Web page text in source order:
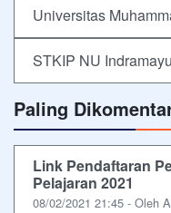
Universitas
STKIP NU Indramayu
Paling
Link Pendaftaran
Pelajaran 2021
08/02/2021 21:45 - Oleh